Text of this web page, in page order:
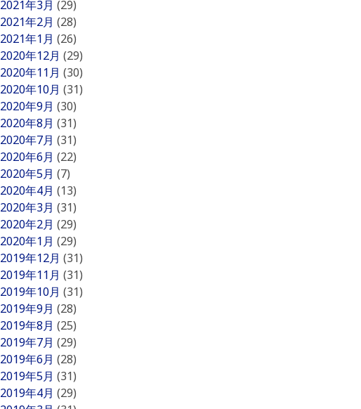
2021年3月 (29)
2021年2月 (28)
2021年1月 (26)
2020年12月 (29)
2020年11月 (30)
2020年10月 (31)
2020年9月 (30)
2020年8月 (31)
2020年7月 (31)
2020年6月 (22)
2020年5月 (7)
2020年4月 (13)
2020年3月 (31)
2020年2月 (29)
2020年1月 (29)
2019年12月 (31)
2019年11月 (31)
2019年10月 (31)
2019年9月 (28)
2019年8月 (25)
2019年7月 (29)
2019年6月 (28)
2019年5月 (31)
2019年4月 (29)